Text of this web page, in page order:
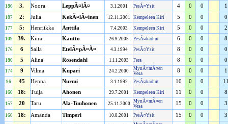
186 3. Noora LeppÃ¤lÃ¤ 3.1.2001 PesÃ¤Ysit 4 0 0 1
187 2: Julia KekÃ¤lÃ¤inen 12.11.2001 Kempeleen Kiri 5 0 0 0
177 5: Henriikka Anttila 7.4.2003 Kempeleen Kiri 5 0 0 2
109 39. Kiira Kautto 26.9.2005 PesÃ¤karhut 6 0 0 8
176 6 Salla EtelÃ¤pÃ¤Ã¤ 4.3.1994 PesÃ¤Ysit 8 0 0 0
180 5 Alina Rosendahl 1.11.2003 Fera 8 0 0 0
174 9 Vilma Kupari 24.2.2000
MynÃ¤mÃ¤en
Vesa
8 0 0 1
96 45 Henna Nurmi 3.1.1992 PesÃ¤karhut 10 0 0
160 18: Tuija Ahonen 29.7.2001 Kempeleen Kiri 11 0 0 8
157 20 Taru Ala-Tuuhonen 25.11.2000
MynÃ¤mÃ¤en
Vesa
15 0 0 3
160 18: Amanda Timperi 10.8.2001 PesÃ¤Ysit 15 0 0 3